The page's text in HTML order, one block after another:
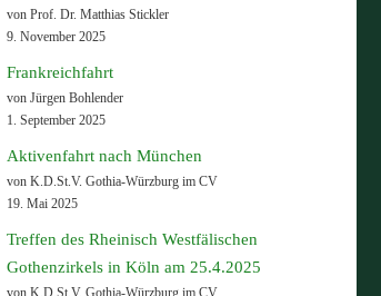
von Prof. Dr. Matthias Stickler
9. November 2025
Frankreichfahrt
von Jürgen Bohlender
1. September 2025
Aktivenfahrt nach München
von K.D.St.V. Gothia-Würzburg im CV
19. Mai 2025
Treffen des Rheinisch Westfälischen
Gothenzirkels in Köln am 25.4.2025